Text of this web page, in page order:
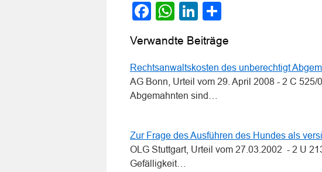
Facebook
WhatsApp
LinkedIn
Verwandte Beiträge
Rechtsanwaltskosten des unberechtigt
AG Bonn, Urteil vom 29. April 2008 - 2 C
Abgemahnten sind…
Zur Frage des Ausführen des Hundes als
OLG Stuttgart, Urteil vom 27.03.2002 - 2 U
Gefälligkeit…